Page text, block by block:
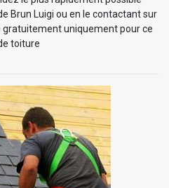
Brun Luigi ou en le contactant sur
uniquement pour ce
toiture